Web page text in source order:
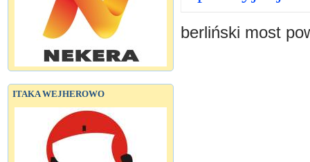
ITAKA WEJHEROWO
berliński most